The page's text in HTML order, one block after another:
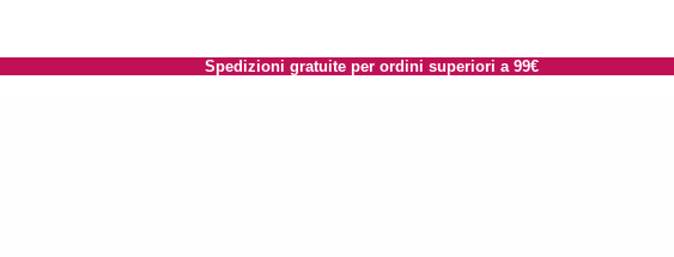
Spedizioni gratuite per ordini superiori a 99€